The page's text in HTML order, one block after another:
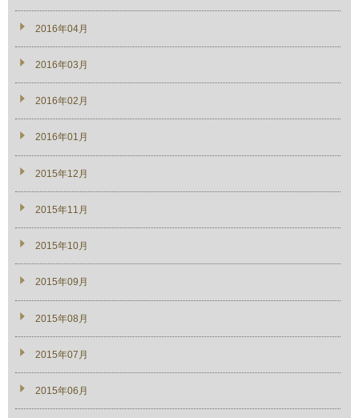
2016年04月
2016年03月
2016年02月
2016年01月
2015年12月
2015年11月
2015年10月
2015年09月
2015年08月
2015年07月
2015年06月